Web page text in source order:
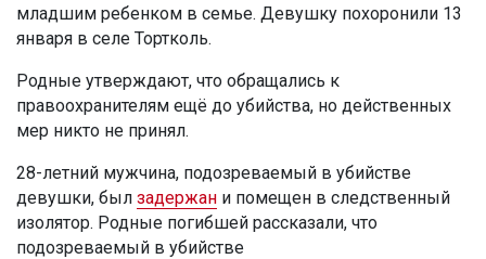
младшим ребенком в семье. Девушку похоронили 13
января в селе Тортколь.
Родные утверждают, что обращались к
правоохранителям ещё до убийства, но действенных
мер никто не принял.
28-летний мужчина, подозреваемый в убийстве
девушки, был задержан и помещен в следственный
изолятор. Родные погибшей рассказали, что
подозреваемый в убийстве